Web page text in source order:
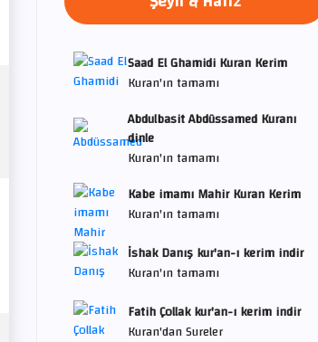
Saad El Ghamidi Kuran Kerim
Kuran'ın tamamı
Abdulbasit Abdüssamed Kuranı
dinle
Kuran'ın tamamı
Kabe imamı Mahir Kuran Kerim
Kuran'ın tamamı
İshak Danış kur'an-ı kerim indir
Kuran'ın tamamı
Fatih Çollak kur'an-ı kerim indir
Kuran'dan Sureler